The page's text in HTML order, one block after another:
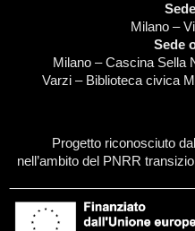
Milano –
Sede
Milano – Cascina Sella
Varzi – Biblioteca civica
Progetto riconosciuto
nell’ambito del PNRR